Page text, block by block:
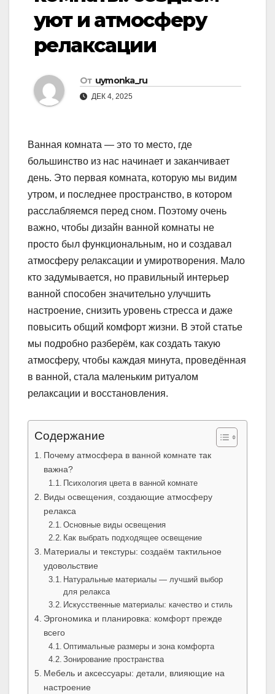
уют и атмосферу
релаксации
От uymonka_ru
ДЕК 4, 2025
Ванная комната — это то место, где
большинство из нас начинает и заканчивает
день. Это первая комната, которую мы видим
утром, и последнее пространство, в котором
расслабляемся перед сном. Поэтому очень
важно, чтобы дизайн ванной комнаты не
просто был функциональным, но и создавал
атмосферу релаксации и умиротворения. Мало
кто задумывается, но правильный интерьер
ванной способен значительно улучшить
настроение, снизить уровень стресса и даже
повысить общий комфорт жизни. В этой статье
мы подробно разберём, как создать такую
атмосферу, чтобы каждая минута, проведённая
в ванной, стала маленьким ритуалом
релаксации и восстановления.
Содержание
Почему атмосфера в ванной комнате так
важна?
Психология цвета в ванной комнате
Виды освещения, создающие атмосферу
релакса
Основные виды освещения
Как выбрать подходящее освещение
Материалы и текстуры: создаём тактильное
удовольствие
Натуральные материалы — лучший выбор
для релакса
Искусственные материалы: качество и стиль
Эргономика и планировка: комфорт прежде
всего
Оптимальные размеры и зона комфорта
Зонирование пространства
Мебель и аксессуары: детали, влияющие на
настроение